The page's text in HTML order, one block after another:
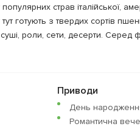
страв італійської,
готують з твердих сортів
роли, сети, десерти. Серед
Приводи
День
Романтична